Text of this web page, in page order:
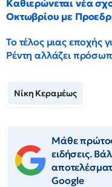
Καθιερώνεται νέα
Οκτωβρίου με
Το τέλος μιας εποχής
Ρέντη αλλάζει
Νίκη Κεραμέως
Μάθε πρώτος
ειδήσεις.
Google